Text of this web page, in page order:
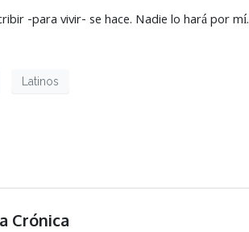
-para vivir- se hace. Nadie lo hará por mí.
Latinos
Crónica